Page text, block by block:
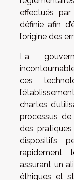
effectués par
définie afin
l’origine des
La
ces
chartes
processus
des pratiques
dispositifs
rapidement
assurant un
éthiques et